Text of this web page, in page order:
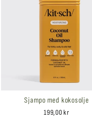
Sjampo med kokosolje
199,00 kr